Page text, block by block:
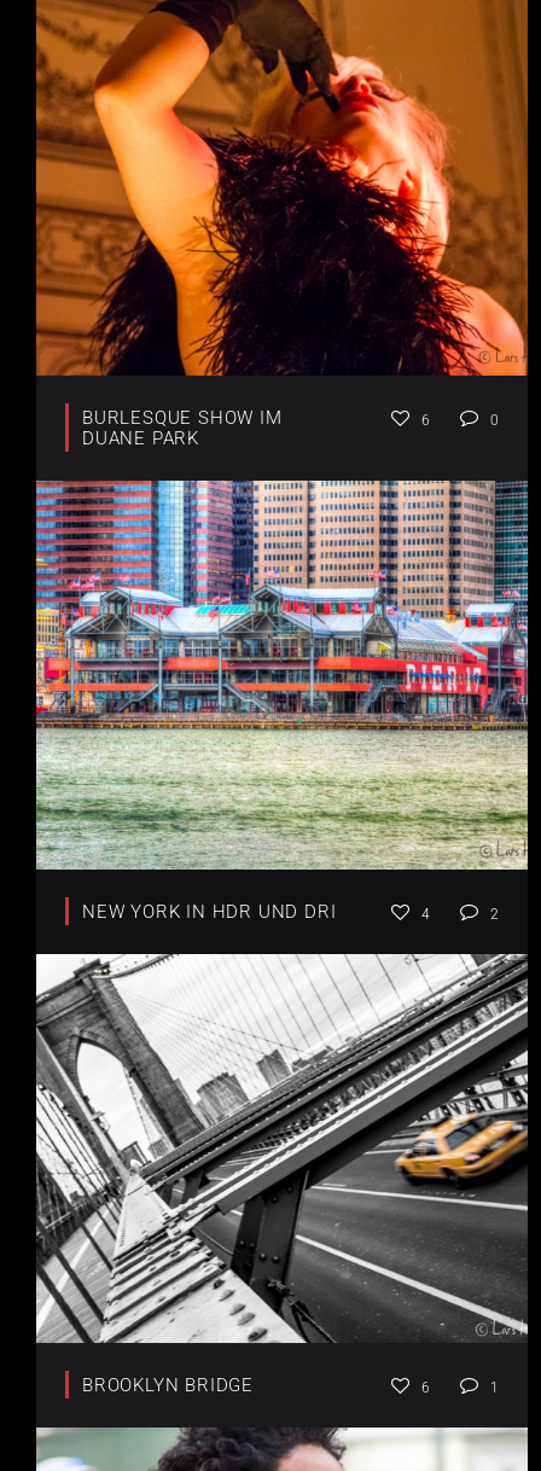
BURLESQUE SHOW IM
DUANE PARK
6 0
NEW YORK IN HDR UND DRI 4 2
BROOKLYN BRIDGE 6 1